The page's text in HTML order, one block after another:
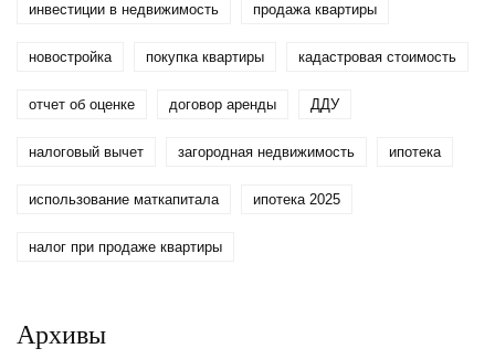
инвестиции в недвижимость продажа квартиры
новостройка покупка квартиры кадастровая стоимость
отчет об оценке договор аренды ДДУ
налоговый вычет загородная недвижимость ипотека
использование маткапитала ипотека 2025
налог при продаже квартиры
Архивы